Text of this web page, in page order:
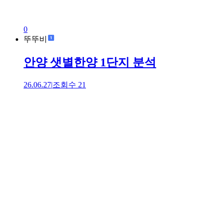
0
뚜뚜비
안양 샛별한양 1단지 분석
26.06.27|조회수 21